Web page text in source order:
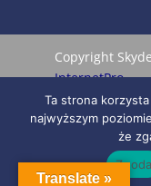
Copyright
InternetPro
Translate »
Ta strona
najwyższym
że
Zgoda